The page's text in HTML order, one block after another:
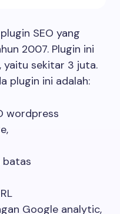
SEO yang
2007. Plugin ini
yaitu sekitar 3 juta.
plugin ini adalah:
wordpress
batas
Google analytic,